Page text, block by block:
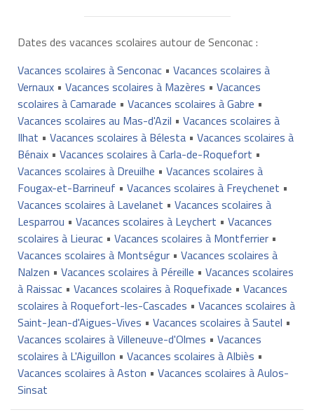
Dates des vacances scolaires autour de Senconac :
Vacances scolaires à Senconac• Vacances scolaires à
Vernaux• Vacances scolaires à Mazères • Vacances
scolaires à Camarade • Vacances scolaires à Gabre •
Vacances scolaires au Mas-d'Azil • Vacances scolaires à
Ilhat • Vacances scolaires à Bélesta• Vacances scolaires à
Bénaix• Vacances scolaires à Carla-de-Roquefort •
Vacances scolaires à Dreuilhe • Vacances scolaires à
Fougax-et-Barrineuf • Vacances scolaires à Freychenet •
Vacances scolaires à Lavelanet • Vacances scolaires à
Lesparrou • Vacances scolaires à Leychert • Vacances
scolaires à Lieurac• Vacances scolaires à Montferrier•
Vacances scolaires à Montségur• Vacances scolaires à
Nalzen • Vacances scolaires à Péreille • Vacances scolaires
à Raissac• Vacances scolaires à Roquefixade • Vacances
scolaires à Roquefort-les-Cascades • Vacances scolaires à
Saint-Jean-d'Aigues-Vives • Vacances scolaires à Sautel •
Vacances scolaires à Villeneuve-d'Olmes • Vacances
scolaires à L'Aiguillon • Vacances scolaires à Albiès •
Vacances scolaires à Aston • Vacances scolaires à Aulos-
Sinsat